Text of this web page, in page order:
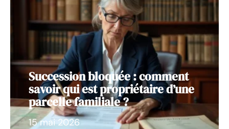
Succession bloquée : comment
savoir qui est propriétaire d’une
parcelle familiale ?
15 mai 2026